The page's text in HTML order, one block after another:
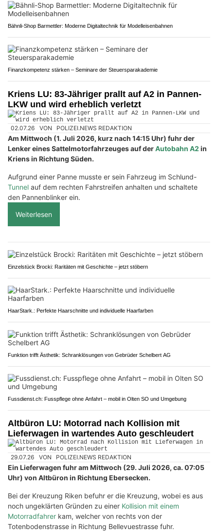
Bähnli-Shop Barmettler: Moderne Digitaltechnik für Modelleisenbahnen
Finanzkompetenz stärken – Seminare der Steuersparakademie
Kriens LU: 83-Jähriger prallt auf A2 in Pannen-
LKW und wird erheblich verletzt
02.07.26 VON POLIZEI.NEWS REDAKTION
Am Mittwoch (1. Juli 2026, kurz nach 14:15 Uhr) fuhr der
Lenker eines Sattelmotorfahrzeuges auf derAutobahn A2 in
Kriens in Richtung Süden.
Aufgrund einer Panne musste er sein Fahrzeug im Schlund-
Tunnel auf dem rechten Fahrstreifen anhalten und schaltete
den Pannenblinker ein.
Weiterlesen
Einzelstück Brocki: Raritäten mit Geschichte – jetzt stöbern
HaarStark.: Perfekte Haarschnitte und individuelle Haarfarben
Funktion trifft Ästhetik: Schranklösungen von Gebrüder Schelbert AG
Fussdienst.ch: Fusspflege ohne Anfahrt – mobil in Olten SO und Umgebung
Altbüron LU: Motorrad nach Kollision mit
Lieferwagen in wartendes Auto geschleudert
29.07.26 VON POLIZEI.NEWS REDAKTION
Ein Lieferwagen fuhr am Mittwoch (29. Juli 2026, ca. 07:05
Uhr) von Altbüron in Richtung Ebersecken.
Bei der Kreuzung Riken befuhr er die Kreuzung, wobei es aus
noch ungeklärten Gründen zu einer Kollision mit einem
Motorradfahrer kam, welcher von rechts von der
Totenbodenstrasse in Richtung Bellevuestrasse fuhr.